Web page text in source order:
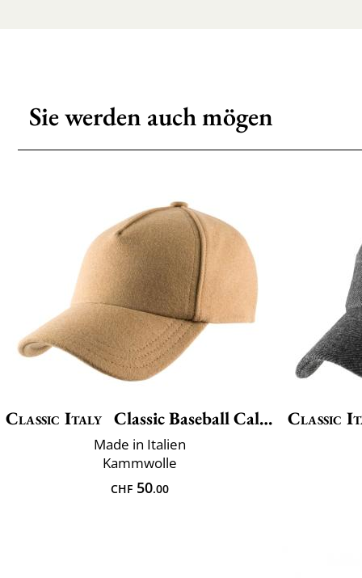
Sie werden auch mögen
Classic Italy Classic Baseball Calore
Made in Italien
Kammwolle
CHF50.00
Classic